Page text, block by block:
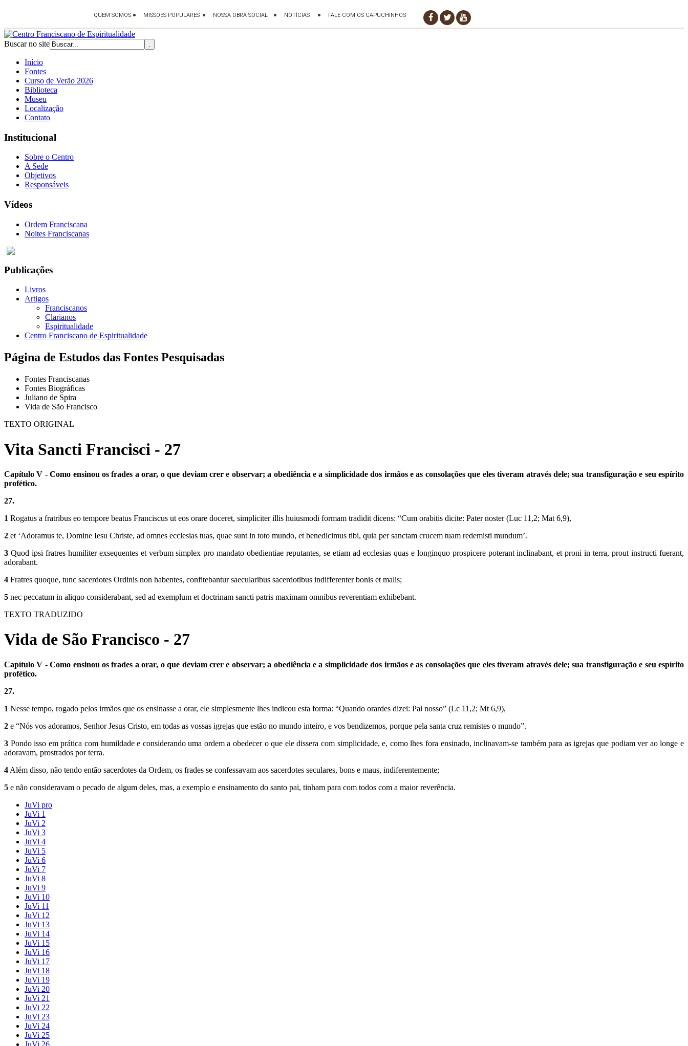
Buscar no site
Início
Fontes
Curso de Verão 2026
Biblioteca
Museu
Localização
Contato
Institucional
Sobre o Centro
A Sede
Objetivos
Responsáveis
Vídeos
Ordem Franciscana
Noites Franciscanas
Publicações
Livros
Artigos
Franciscanos
Clarianos
Espiritualidade
Centro Franciscano de Espiritualidade
Página de Estudos das Fontes Pesquisadas
Fontes Franciscanas
Fontes Biográficas
Juliano de Spira
Vida de São Francisco
TEXTO ORIGINAL
Vita Sancti Francisci - 27
Capítulo V - Como ensinou os frades a orar, o que deviam crer e observar; a obediência e a simplicidade dos irmãos e as conso­lações que eles tiveram através dele; sua transfiguração e seu espírito
profético.
27.
1 Rogatus a fratribus eo tempore beatus Franciscus ut eos orare doceret, simpliciter illis huiusmodi formam tradidit dicens: “Cum orabitis dicite: Pater noster (Luc 11,2; Mat 6,9),
2 et ‘Adoramus te, Domine Iesu Christe, ad omnes ecclesias tuas, quae sunt in toto mundo, et benedicimus tibi, quia per sanctam crucem tuam redemisti mundum’.
3 Quod ipsi fratres humiliter exsequentes et verbum simplex pro mandato obedientiae reputantes, se etiam ad ecclesias quas e longinquo prospicere poterant inclinabant, et proni in terra, prout instructi fuerant,
adorabant.
4 Fratres quoque, tunc sacerdotes Ordinis non habentes, confitebantur saecularibus sacerdotibus indifferenter bonis et malis;
5 nec peccatum in aliquo considerabant, sed ad exemplum et doctrinam sancti patris maximam omnibus reverentiam exhibebant.
TEXTO TRADUZIDO
Vida de São Francisco - 27
Capítulo V - Como ensinou os frades a orar, o que deviam crer e observar; a obediência e a simplicidade dos irmãos e as conso­lações que eles tiveram através dele; sua transfiguração e seu espírito
profético.
27.
1 Nesse tempo, rogado pelos irmãos que os ensinasse a orar, ele simplesmente lhes indicou esta forma: “Quando orardes dizei: Pai nosso” (Lc 11,2; Mt 6,9),
2 e “Nós vos adoramos, Senhor Jesus Cristo, em todas as vossas igrejas que estão no mundo inteiro, e vos bendizemos, porque pela santa cruz remistes o mundo”.
3 Pondo isso em prática com humildade e consi­derando uma ordem a obedecer o que ele dissera com simplicidade, e, como lhes fora ensinado, incli­navam-se também para as igrejas que podiam ver ao longe e
ado­ravam, prostrados por terra.
4 Além disso, não tendo então sacerdotes da Ordem, os frades se confessavam aos sacerdotes seculares, bons e maus, indiferentemente;
5 e não consideravam o pecado de algum deles, mas, a exemplo e ensinamento do santo pai, tinham para com todos com a maior reverência.
JuVi pro
JuVi 1
JuVi 2
JuVi 3
JuVi 4
JuVi 5
JuVi 6
JuVi 7
JuVi 8
JuVi 9
JuVi 10
JuVi 11
JuVi 12
JuVi 13
JuVi 14
JuVi 15
JuVi 16
JuVi 17
JuVi 18
JuVi 19
JuVi 20
JuVi 21
JuVi 22
JuVi 23
JuVi 24
JuVi 25
JuVi 26